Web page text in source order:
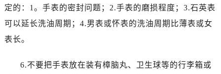
定的：1。手表的密封问题；2.手表的磨损程度；3.石英表
可以延长洗油周期；4.男表或怀表的洗油周期比薄表或女
表长。
6.不要把手表放在装有樟脑丸、卫生球等的行李箱或